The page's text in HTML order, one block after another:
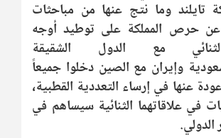
تايلند وما نتج عنها من مباحثات
عن حرص المملكة على توطيد أوجه
مع الدول الشقيقة
وإيران مع الصين دخلوا جميعاً
عنها في إرساء التعددية القطبية،
في علاقاتهما الثنائية سيساهم في
الدولي.